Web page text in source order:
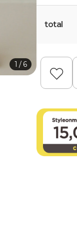
1 / 6
total